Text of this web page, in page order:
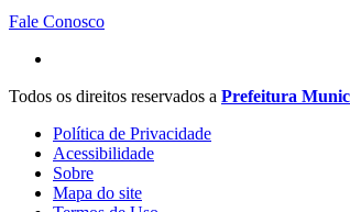
Fale Conosco
Todos os direitos reservados a Prefeitura
Política de Privacidade
Acessibilidade
Sobre
Mapa do site